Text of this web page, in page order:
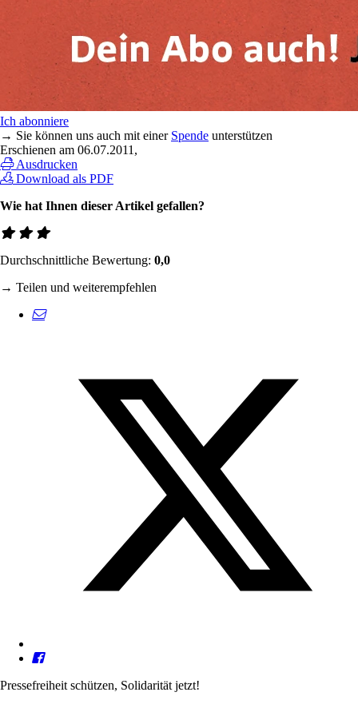
Ich abonniere
→ Sie können uns auch mit einer Spende unterstützen
Erschienen am 06.07.2011 ,
Ausdrucken
Download als PDF
Wie hat Ihnen dieser Artikel gefallen?
Durchschnittliche Bewertung: 0,0
→ Teilen und weiterempfehlen
Pressefreiheit schützen, Solidarität jetzt!